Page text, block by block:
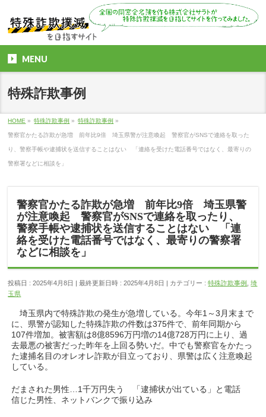
MENU
特殊詐欺事例
HOME » 特殊詐欺事例 » 特殊詐欺事例 »
警察官かたる詐欺が急増 前年比9倍 埼玉県警が注意喚起 警察官がSNSで連絡を取った
り、警察手帳や逮捕状を送信することはない 「連絡を受けた電話番号ではなく、最寄りの
警察署などに相談を」
警察官かたる詐欺が急増 前年比9倍 埼玉県警
が注意喚起 警察官がSNSで連絡を取ったり、
警察手帳や逮捕状を送信することはない 「連
絡を受けた電話番号ではなく、最寄りの警察署
などに相談を」
投稿日 : 2025年4月8日 最終更新日時 : 2025年4月8日 カテゴリー :特殊詐欺事例 ,埼
玉県
埼玉県内で特殊詐欺の発生が急増している。今年1～3月末まで
に、県警が認知した特殊詐欺の件数は375件で、前年同期から
107件増加。被害額は8億8596万円増の14億728万円に上り、過
去最悪の被害だった昨年を上回る勢いだ。中でも警察官をかたっ
た逮捕名目のオレオレ詐欺が目立っており、県警は広く注意喚起
している。
だまされた男性…1千万円失う 「逮捕状が出ている」と電話
信じた男性、ネットバンクで振り込み